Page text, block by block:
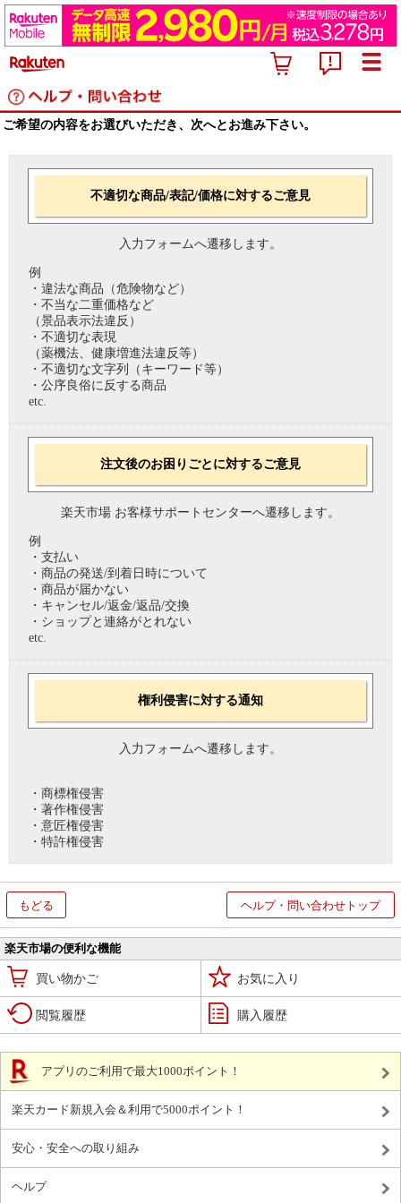
ご希望の内容をお選びいただき、次へとお進み下さい。
不適切な商品/表記/価格に対するご意見
入力フォームへ遷移します。
例
・違法な商品（危険物など）
・不当な二重価格など
（景品表示法違反）
・不適切な表現
（薬機法、健康増進法違反等）
・不適切な文字列（キーワード等）
・公序良俗に反する商品
etc.
注文後のお困りごとに対するご意見
楽天市場 お客様サポートセンターへ遷移します。
例
・支払い
・商品の発送/到着日時について
・商品が届かない
・キャンセル/返金/返品/交換
・ショップと連絡がとれない
etc.
権利侵害に対する通知
入力フォームへ遷移します。
・商標権侵害
・著作権侵害
・意匠権侵害
・特許権侵害
もどる ヘルプ・問い合わせトップ
楽天市場の便利な機能
買い物かご お気に入り
閲覧履歴 購入履歴
アプリのご利用で最大1000ポイント！
楽天カード新規入会＆利用で5000ポイント！
安心・安全への取り組み
ヘルプ